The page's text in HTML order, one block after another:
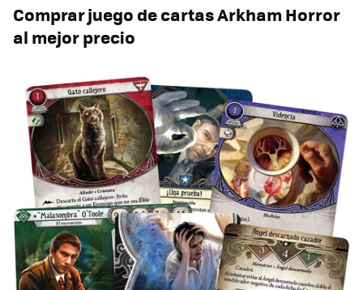
Comprar juego de cartas Arkham Horror
al mejor precio